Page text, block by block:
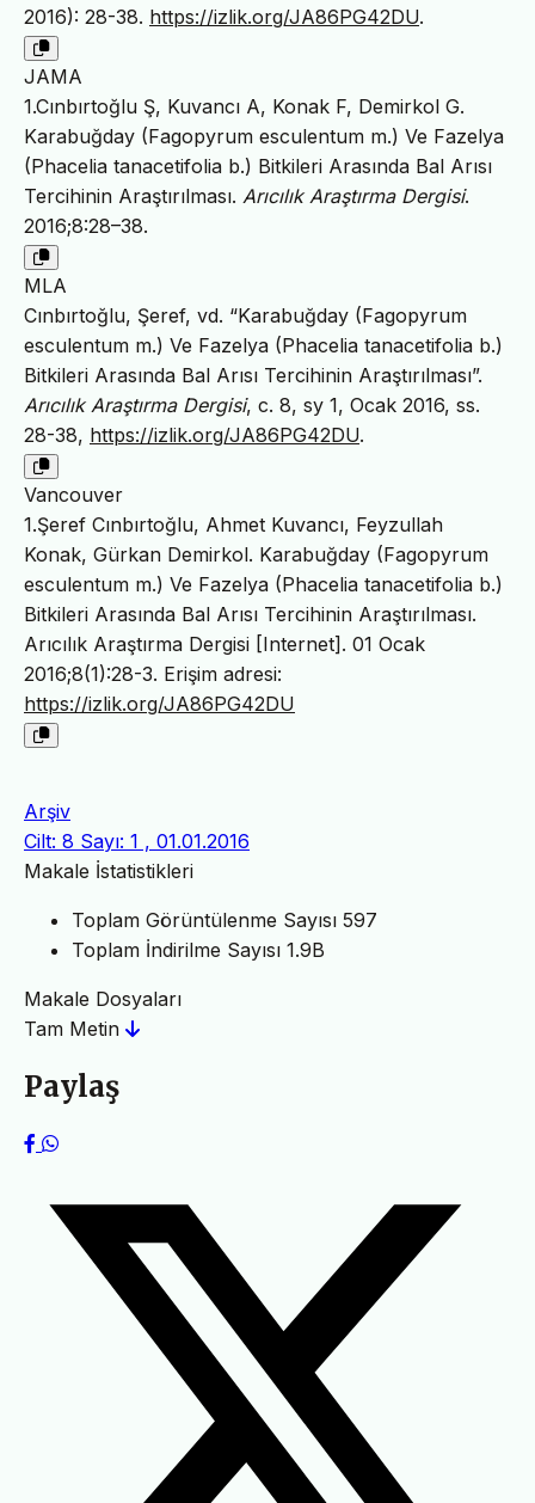
2016): 28-38. https://izlik.org/JA86PG42DU.
JAMA
1.Cınbırtoğlu Ş, Kuvancı A, Konak F, Demirkol G.
Karabuğday (Fagopyrum esculentum m.) Ve Fazelya
(Phacelia tanacetifolia b.) Bitkileri Arasında Bal Arısı
Tercihinin Araştırılması. Arıcılık Araştırma Dergisi.
2016;8:28–38.
MLA
Cınbırtoğlu, Şeref, vd. “Karabuğday (Fagopyrum
esculentum m.) Ve Fazelya (Phacelia tanacetifolia b.)
Bitkileri Arasında Bal Arısı Tercihinin Araştırılması”.
Arıcılık Araştırma Dergisi, c. 8, sy 1, Ocak 2016, ss.
28-38, https://izlik.org/JA86PG42DU.
Vancouver
1.Şeref Cınbırtoğlu, Ahmet Kuvancı, Feyzullah
Konak, Gürkan Demirkol. Karabuğday (Fagopyrum
esculentum m.) Ve Fazelya (Phacelia tanacetifolia b.)
Bitkileri Arasında Bal Arısı Tercihinin Araştırılması.
Arıcılık Araştırma Dergisi [Internet]. 01 Ocak
2016;8(1):28-3. Erişim adresi:
https://izlik.org/JA86PG42DU
Arşiv
Cilt: 8 Sayı: 1 , 01.01.2016
Makale İstatistikleri
Toplam Görüntülenme Sayısı 597
Toplam İndirilme Sayısı 1.9B
Makale Dosyaları
Tam Metin
Paylaş